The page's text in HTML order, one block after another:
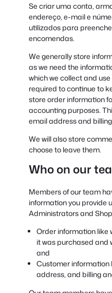
Se criar uma conta,
endereço, e-mail e
utilizados para
encomendas.
We generally store
as we need the
which we collect and
required to continue to
store order information
accounting purposes.
email address and
We will also store
choose to leave them.
Who on our
Members of our team
information you provide
Administrators and
Order information like
it was purchased and
and
Customer information
address, and billing